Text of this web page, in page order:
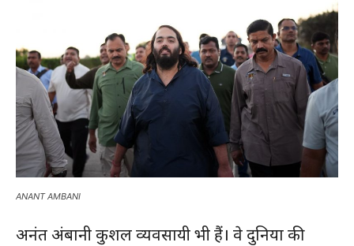
ANANT AMBANI
अनंत अंबानी कुशल व्यवसायी भी हैं। वे दुनिया की